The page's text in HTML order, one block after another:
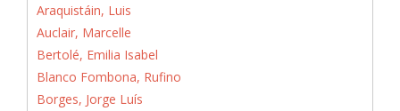
Araquistáin, Luis
Auclair, Marcelle
Bertolé, Emilia Isabel
Blanco Fombona, Rufino
Borges, Jorge Luís